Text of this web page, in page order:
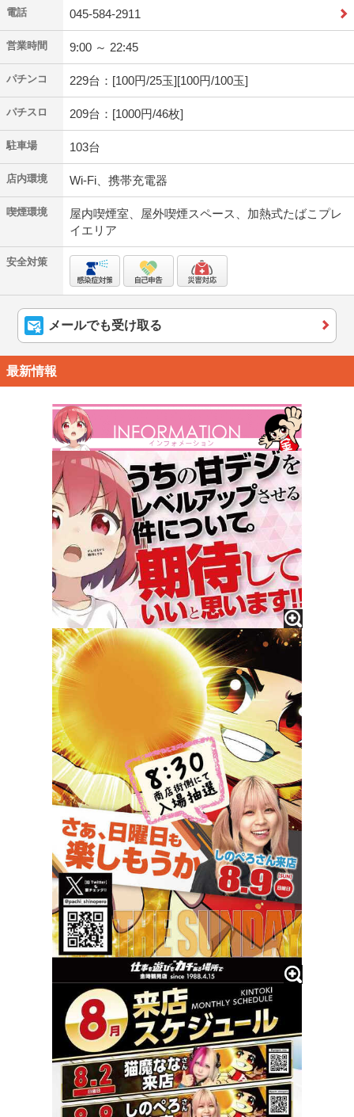
電話 045-584-2911
営業時間 9:00 ～ 22:45
パチンコ 229台：[100円/25玉][100円/100玉]
パチスロ 209台：[1000円/46枚]
駐車場 103台
店内環境 Wi-Fi、携帯充電器
喫煙環境
屋内喫煙室、屋外喫煙スペース、加熱式たばこプレ
イエリア
安全対策
メールでも受け取る
最新情報